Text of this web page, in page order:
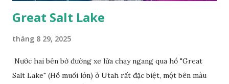
Great Salt Lake
tháng 8 29, 2025
Nước hai bên bờ đường xe lửa chạy ngang qua hồ "Great
Salt Lake" (Hồ muối lớn) ở Utah rất đặc biệt, một bên màu